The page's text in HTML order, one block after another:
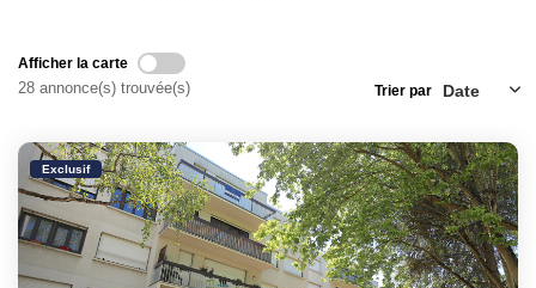
Afficher la carte
28 annonce(s) trouvée(s) Trier par
Exclusif